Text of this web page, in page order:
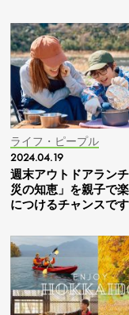
ライフ・ピープル
2024.04.19
週末アウトドアラン
災の知恵」を親子で
につけるチャンスです